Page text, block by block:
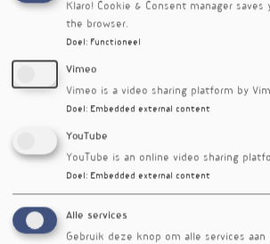
Klaro! Cookie & Consent manager
the browser.
Doel : Functioneel
Vimeo
Vimeo is a video sharing platform by
Doel : Embedded external content
YouTube
YouTube is an online video sharing
Doel : Embedded external content
Alle services
Gebruik deze knop om alle services